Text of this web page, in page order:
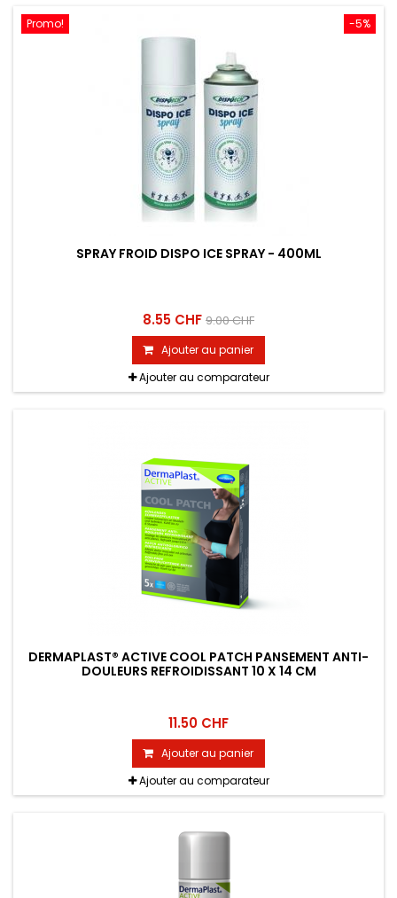
Promo!
SPRAY FROID DISPO ICE SPRAY - 400ML
8.55 CHF 9.00 CHF
-5%
Ajouter au panier
Ajouter au comparateur
DERMAPLAST® ACTIVE COOL PATCH PANSEMENT ANTI-
DOULEURS REFROIDISSANT 10 X 14 CM
11.50 CHF
Ajouter au panier
Ajouter au comparateur